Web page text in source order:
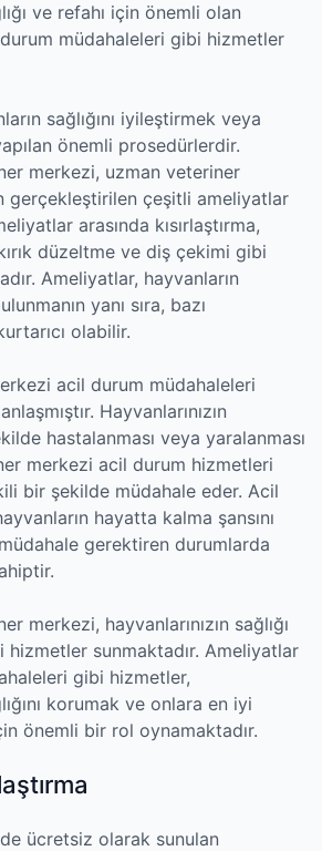
ve refahı için önemli olan
müdahaleleri gibi hizmetler
sağlığını iyileştirmek veya
önemli prosedürlerdir.
merkezi, uzman veteriner
gerçekleştirilen çeşitli ameliyatlar
arasında kısırlaştırma,
düzeltme ve diş çekimi gibi
Ameliyatlar, hayvanların
yanı sıra, bazı
olabilir.
acil durum müdahaleleri
Hayvanlarınızın
hastalanması veya yaralanması
merkezi acil durum hizmetleri
bir şekilde müdahale eder. Acil
hayatta kalma şansını
gerektiren durumlarda
merkezi, hayvanlarınızın sağlığı
hizmetler sunmaktadır. Ameliyatlar
gibi hizmetler,
korumak ve onlara en iyi
önemli bir rol oynamaktadır.
ücretsiz olarak sunulan